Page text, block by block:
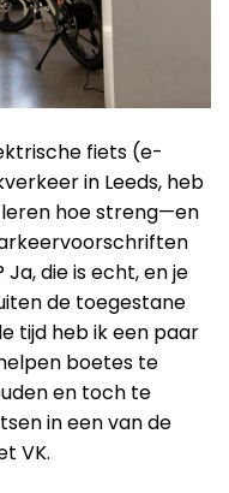
fiets (e-
in Leeds, heb
hoe streng—en
die is echt, en je
de toegestane
tijd heb ik een paar
boetes te
en toch te
in een van de
VK.